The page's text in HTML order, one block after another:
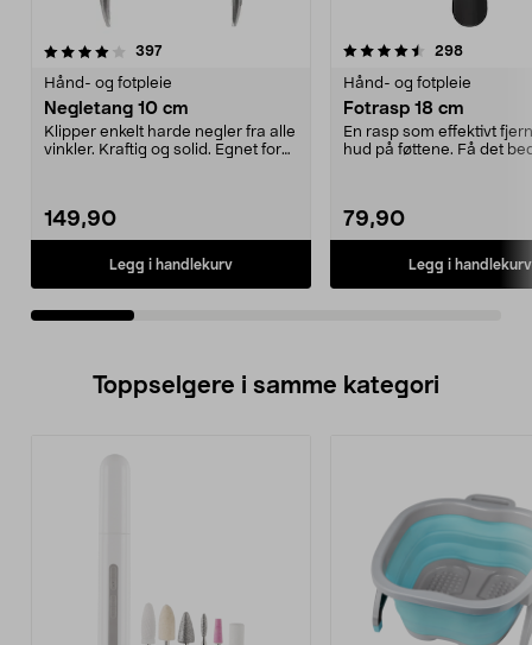
397anmeldelser
Hånd- og fotpleie
Negletang 10 cm
Klipper enkelt harde negler fra alle
vinkler. Kraftig og solid. Egnet for
149,90
Legg i handlekurv
4.5av 5 stjerner 298
Hånd- og fotpleie
Fotrasp 18 cm
En rasp som effektivt
hud på føttene. Få det
79,90
Legg i handlekurv
4.0av 5 stjerner
Toppselgere i samme kategori